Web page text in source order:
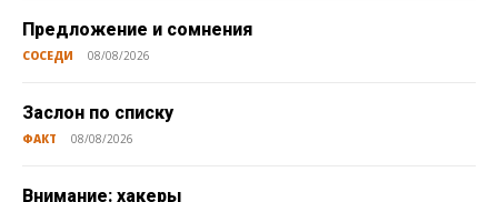
Предложение и сомнения
СОСЕДИ 08/08/2026
Заслон по списку
ФАКТ 08/08/2026
Внимание: хакеры